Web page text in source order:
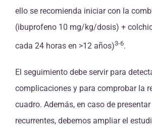
ello se recomienda iniciar con la
(ibuprofeno 10 mg/kg/dosis) +
cada 24 horas en >12 años)3-6.
El seguimiento debe servir para
complicaciones y para comprobar la
cuadro. Además, en caso de
recurrentes, debemos ampliar el